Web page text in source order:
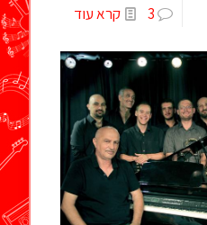
3 קרא עוד